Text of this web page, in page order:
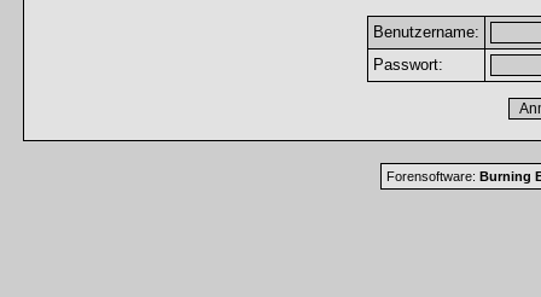
Benutzername:
Passwort:
Forensoftware: Burning